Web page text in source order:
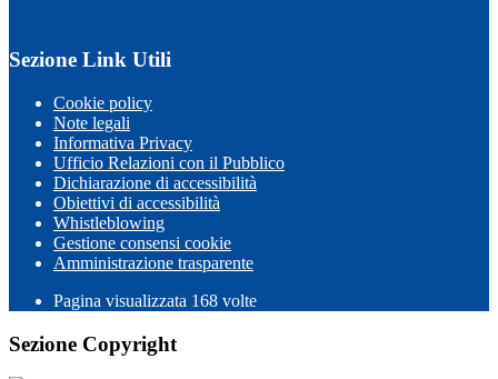
Sezione Link Utili
Cookie policy
Note legali
Informativa Privacy
Ufficio Relazioni con il Pubblico
Dichiarazione di accessibilità
Obiettivi di accessibilità
Whistleblowing
Gestione consensi cookie
Amministrazione trasparente
Pagina visualizzata 168 volte
Sezione Copyright